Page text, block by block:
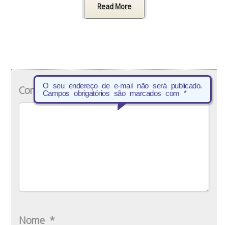
Read More
O seu endereço de e-mail não será publicado.
Campos obrigatórios são marcados com*
Comentário*
Nome *